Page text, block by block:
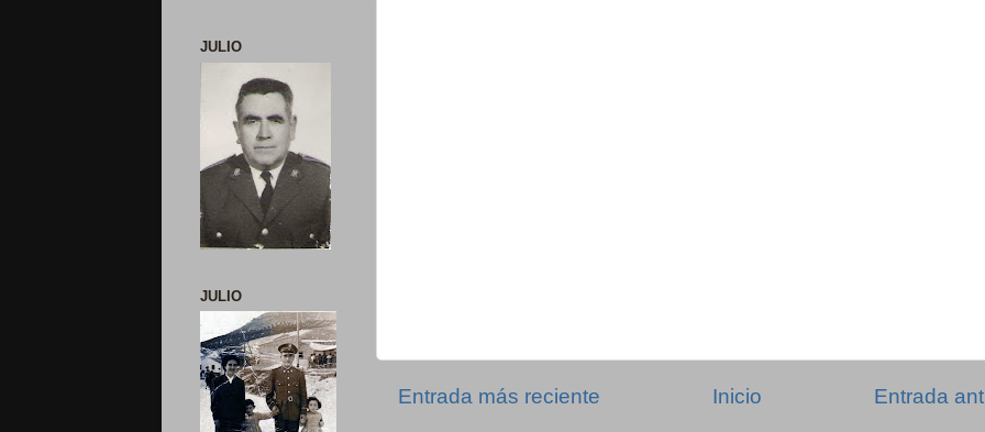
Entrada más reciente Entrada
Inicio
JULIO
JULIO